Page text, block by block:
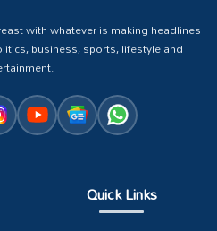
with whatever is making headlines
business, sports, lifestyle and
Quick Links